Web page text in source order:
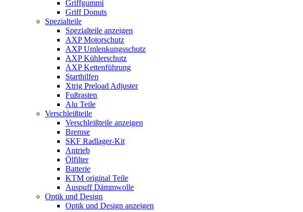
Griffgummi
Griff Donuts
Spezialteile
Spezialteile anzeigen
AXP Motorschutz
AXP Umlenkungsschutz
AXP Kühlerschutz
AXP Kettenführung
Starthilfen
Xtrig Preload Adjuster
Fußrasten
Alu Teile
Verschleißteile
Verschleißteile anzeigen
Bremse
SKF Radlager-Kit
Antrieb
Ölfilter
Batterie
KTM original Teile
Auspuff Dämmwolle
Optik und Design
Optik und Design anzeigen